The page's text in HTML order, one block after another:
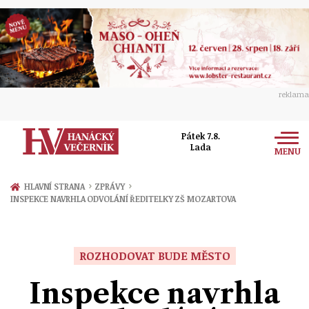
reklama
Pátek 7.8.
Lada
MENU
Zprávy
Přerov
Ekonomika
Ženy
Sport
HLAVNÍ STRANA › ZPRÁVY ›
INSPEKCE NAVRHLA ODVOLÁNÍ ŘEDITELKY ZŠ MOZARTOVA
ROZHODOVAT BUDE MĚSTO
Inspekce navrhla